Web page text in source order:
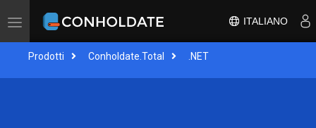
Attiva/disattiva
ITALIANO
Prodotti Conholdate.Total .NET